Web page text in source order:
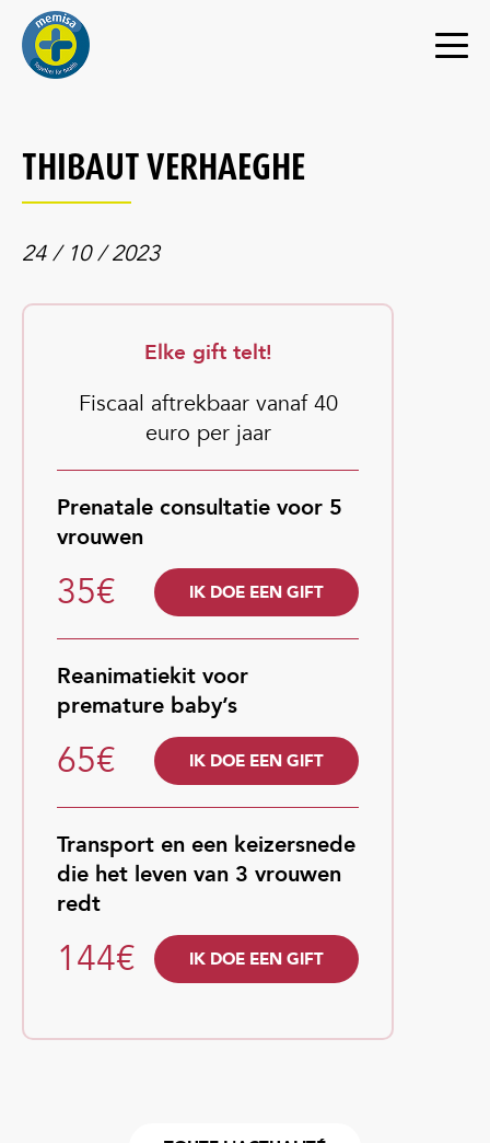
THIBAUT VERHAEGHE
24 / 10 / 2023
Elke gift telt!
Fiscaal aftrekbaar vanaf 40
euro per jaar
Prenatale consultatie voor 5
vrouwen
35€ IK DOE EEN GIFT
Reanimatiekit voor
premature baby’s
65€ IK DOE EEN GIFT
Transport en een keizersnede
die het leven van 3 vrouwen
redt
144€ IK DOE EEN GIFT